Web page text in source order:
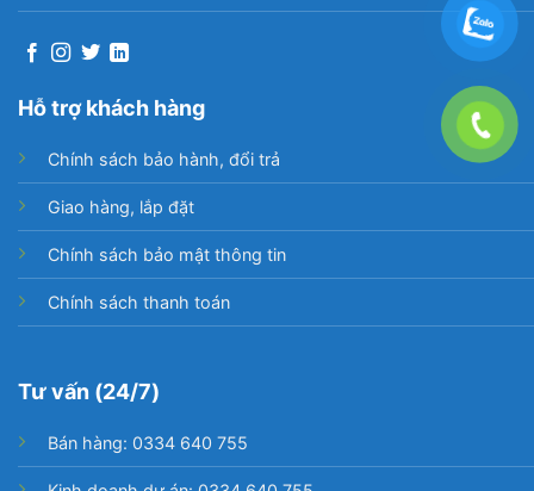
Hỗ trợ khách hàng
Chính sách bảo hành, đổi trả
Giao hàng, lắp đặt
Chính sách bảo mật thông tin
Chính sách thanh toán
Tư vấn (24/7)
Bán hàng: 0334 640 755